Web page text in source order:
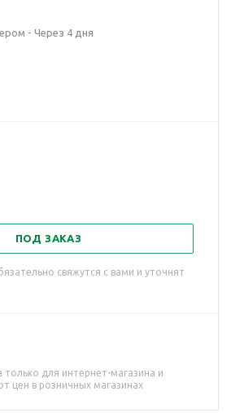
- Через 4 дня
ПОД ЗАКАЗ
свяжутся с вами и уточнят
только для интернет-магазина и
цен в розничных магазинах